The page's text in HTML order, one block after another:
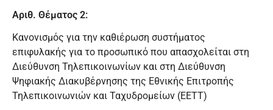
Αριθ. Θέματος 2:
Κανονισμός για την καθιέρωση συστήματος
επιφυλακής για το προσωπικό που απασχολείται στη
Διεύθυνση Τηλεπικοινωνίων και στη Διεύθυνση
Ψηφιακής Διακυβέρνησης της Εθνικής Επιτροπής
Τηλεπικοινωνιών και Ταχυδρομείων (ΕΕΤΤ)